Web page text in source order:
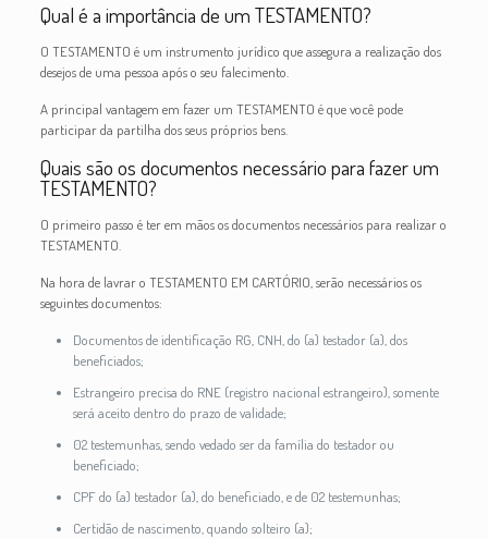
Qual é a importância de um TESTAMENTO?
O TESTAMENTO é um instrumento jurídico que assegura a realização dos
desejos de uma pessoa após o seu falecimento.
A principal vantagem em fazer um TESTAMENTO é que você pode
participar da partilha dos seus próprios bens.
Quais são os documentos necessário para fazer um
TESTAMENTO?
O primeiro passo é ter em mãos os documentos necessários para realizar o
TESTAMENTO.
Na hora de lavrar o TESTAMENTO EM CARTÓRIO, serão necessários os
seguintes documentos:
Documentos de identificação RG, CNH, do (a) testador (a), dos
beneficiados;
Estrangeiro precisa do RNE (registro nacional estrangeiro), somente
será aceito dentro do prazo de validade;
02 testemunhas, sendo vedado ser da família do testador ou
beneficiado;
CPF do (a) testador (a), do beneficiado, e de 02 testemunhas;
Certidão de nascimento, quando solteiro (a);